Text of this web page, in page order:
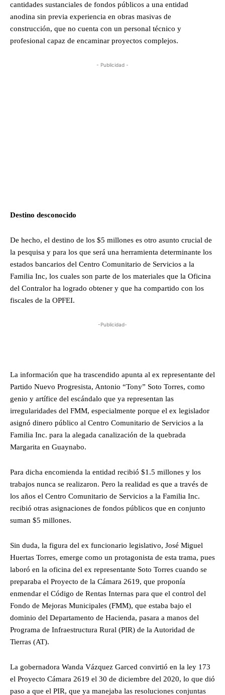
cantidades sustanciales de fondos públicos a una entidad
anodina sin previa experiencia en obras masivas de
construcción, que no cuenta con un personal técnico y
profesional capaz de encaminar proyectos complejos.
- Publicidad -
Destino desconocido
De hecho, el destino de los $5 millones es otro asunto crucial de
la pesquisa y para los que será una herramienta determinante los
estados bancarios del Centro Comunitario de Servicios a la
Familia Inc, los cuales son parte de los materiales que la Oficina
del Contralor ha logrado obtener y que ha compartido con los
fiscales de la OPFEI.
-Publicidad-
La información que ha trascendido apunta al ex representante del
Partido Nuevo Progresista, Antonio “Tony” Soto Torres, como
genio y artífice del escándalo que ya representan las
irregularidades del FMM, especialmente porque el ex legislador
asignó dinero público al Centro Comunitario de Servicios a la
Familia Inc. para la alegada canalización de la quebrada
Margarita en Guaynabo.
Para dicha encomienda la entidad recibió $1.5 millones y los
trabajos nunca se realizaron. Pero la realidad es que a través de
los años el Centro Comunitario de Servicios a la Familia Inc.
recibió otras asignaciones de fondos públicos que en conjunto
suman $5 millones.
Sin duda, la figura del ex funcionario legislativo, José Miguel
Huertas Torres, emerge como un protagonista de esta trama, pues
laboró en la oficina del ex representante Soto Torres cuando se
preparaba el Proyecto de la Cámara 2619, que proponía
enmendar el Código de Rentas Internas para que el control del
Fondo de Mejoras Municipales (FMM), que estaba bajo el
dominio del Departamento de Hacienda, pasara a manos del
Programa de Infraestructura Rural (PIR) de la Autoridad de
Tierras (AT).
La gobernadora Wanda Vázquez Garced convirtió en la ley 173
el Proyecto Cámara 2619 el 30 de diciembre del 2020, lo que dió
paso a que el PIR, que ya manejaba las resoluciones conjuntas